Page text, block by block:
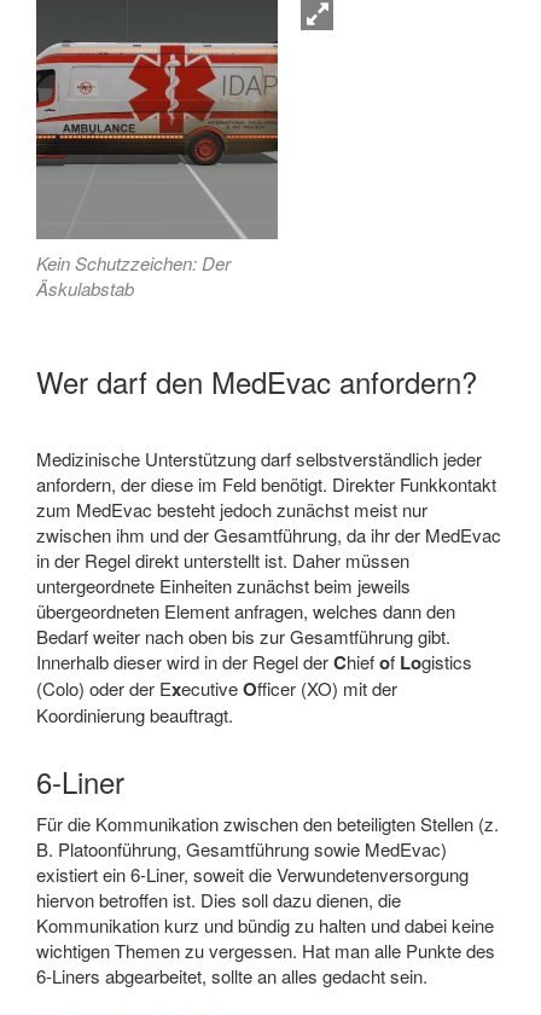
Kein Schutzzeichen: Der
Äskulabstab
Wer darf den MedEvac anfordern?
Medizinische Unterstützung darf selbstverständlich jeder
anfordern, der diese im Feld benötigt. Direkter Funkkontakt
zum MedEvac besteht jedoch zunächst meist nur
zwischen ihm und der Gesamtführung, da ihr der MedEvac
in der Regel direkt unterstellt ist. Daher müssen
untergeordnete Einheiten zunächst beim jeweils
übergeordneten Element anfragen, welches dann den
Bedarf weiter nach oben bis zur Gesamtführung gibt.
Innerhalb dieser wird in der Regel derChiefof Logistics
(Colo) oder der ExecutiveOfficer (XO) mit der
Koordinierung beauftragt.
6-Liner
Für die Kommunikation zwischen den beteiligten Stellen (z.
B. Platoonführung, Gesamtführung sowie MedEvac)
existiert ein 6-Liner, soweit die Verwundetenversorgung
hiervon betroffen ist. Dies soll dazu dienen, die
Kommunikation kurz und bündig zu halten und dabei keine
wichtigen Themen zu vergessen. Hat man alle Punkte des
6-Liners abgearbeitet, sollte an alles gedacht sein.